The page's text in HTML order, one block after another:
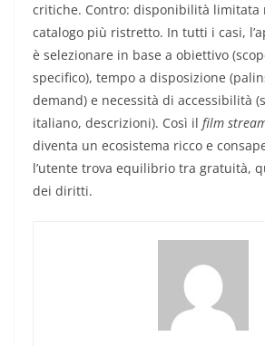
critiche. Contro: disponibilità limitata
catalogo più ristretto. In tutti i casi,
è selezionare in base a obiettivo
specifico), tempo a disposizione
demand) e necessità di accessibilità
italiano, descrizioni). Così il film
diventa un ecosistema ricco e
l’utente trova equilibrio tra gratuità,
dei diritti.